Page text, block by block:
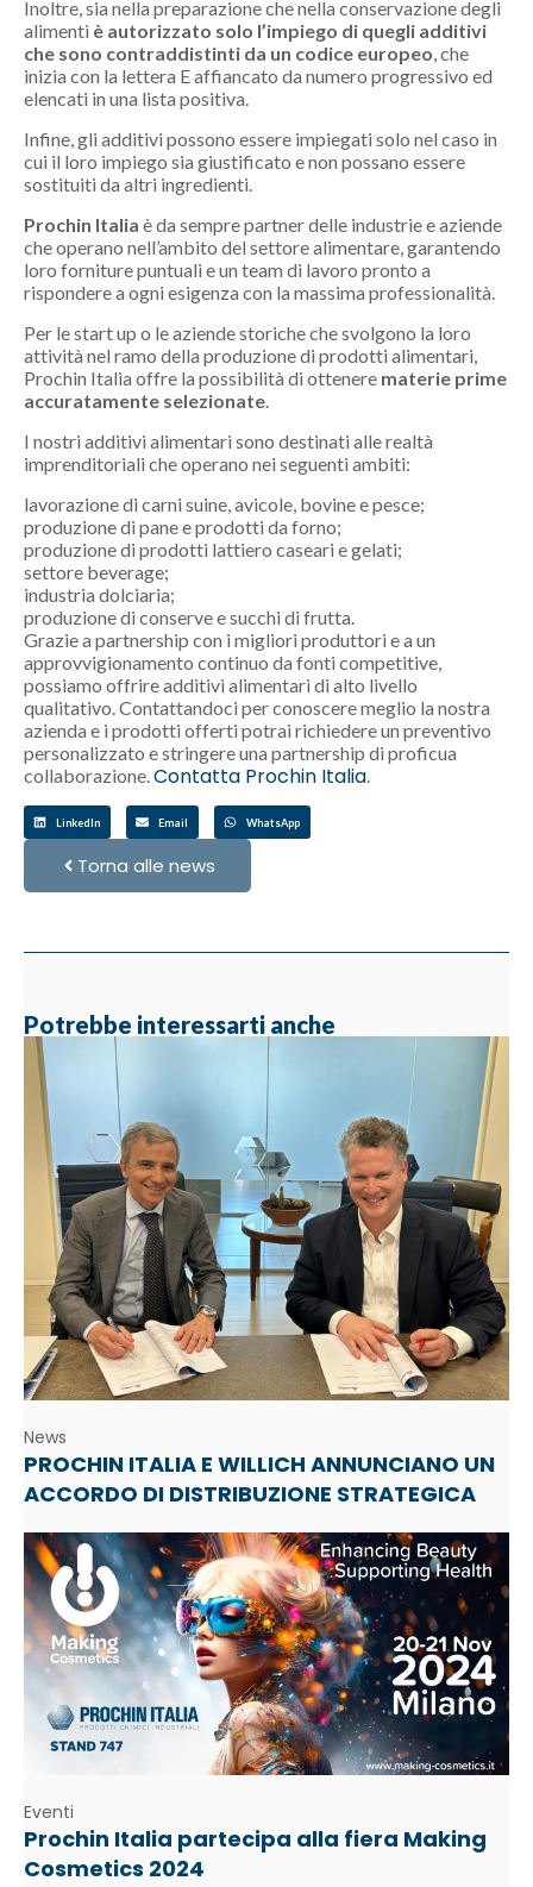
Inoltre, sia nella preparazione che nella conservazione degli
alimenti è autorizzato solo l’impiego di quegli additivi
che sono contraddistinti da un codice europeo, che
inizia con la lettera E affiancato da numero progressivo ed
elencati in una lista positiva.
Infine, gli additivi possono essere impiegati solo nel caso in
cui il loro impiego sia giustificato e non possano essere
sostituiti da altri ingredienti.
Prochin Italia è da sempre partner delle industrie e aziende
che operano nell’ambito del settore alimentare, garantendo
loro forniture puntuali e un team di lavoro pronto a
rispondere a ogni esigenza con la massima professionalità.
Per le start up o le aziende storiche che svolgono la loro
attività nel ramo della produzione di prodotti alimentari,
Prochin Italia offre la possibilità di ottenere materie prime
accuratamente selezionate.
I nostri additivi alimentari sono destinati alle realtà
imprenditoriali che operano nei seguenti ambiti:
lavorazione di carni suine, avicole, bovine e pesce;
produzione di pane e prodotti da forno;
produzione di prodotti lattiero caseari e gelati;
settore beverage;
industria dolciaria;
produzione di conserve e succhi di frutta.
Grazie a partnership con i migliori produttori e a un
approvvigionamento continuo da fonti competitive,
possiamo offrire additivi alimentari di alto livello
qualitativo. Contattandoci per conoscere meglio la nostra
azienda e i prodotti offerti potrai richiedere un preventivo
personalizzato e stringere una partnership di proficua
collaborazione.Contatta Prochin Italia.
LinkedIn Email WhatsApp
Torna alle news
Potrebbe interessarti anche
News
PROCHIN ITALIA E WILLICH ANNUNCIANO UN
ACCORDO DI DISTRIBUZIONE STRATEGICA
Eventi
Prochin Italia partecipa alla fiera Making
Cosmetics 2024